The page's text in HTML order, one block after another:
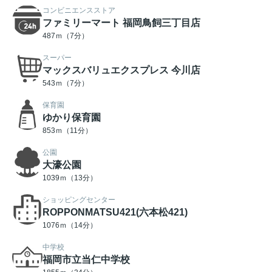
コンビニエンスストア
ファミリーマート 福岡鳥飼三丁目店
487ｍ（7分）
スーパー
マックスバリュエクスプレス 今川店
543ｍ（7分）
保育園
ゆかり保育園
853ｍ（11分）
公園
大濠公園
1039ｍ（13分）
ショッピングセンター
ROPPONMATSU421(六本松421)
1076ｍ（14分）
中学校
福岡市立当仁中学校